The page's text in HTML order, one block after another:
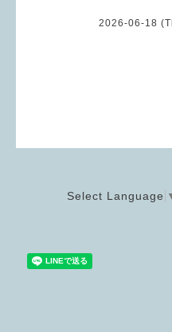
2026-06-18
Select Language